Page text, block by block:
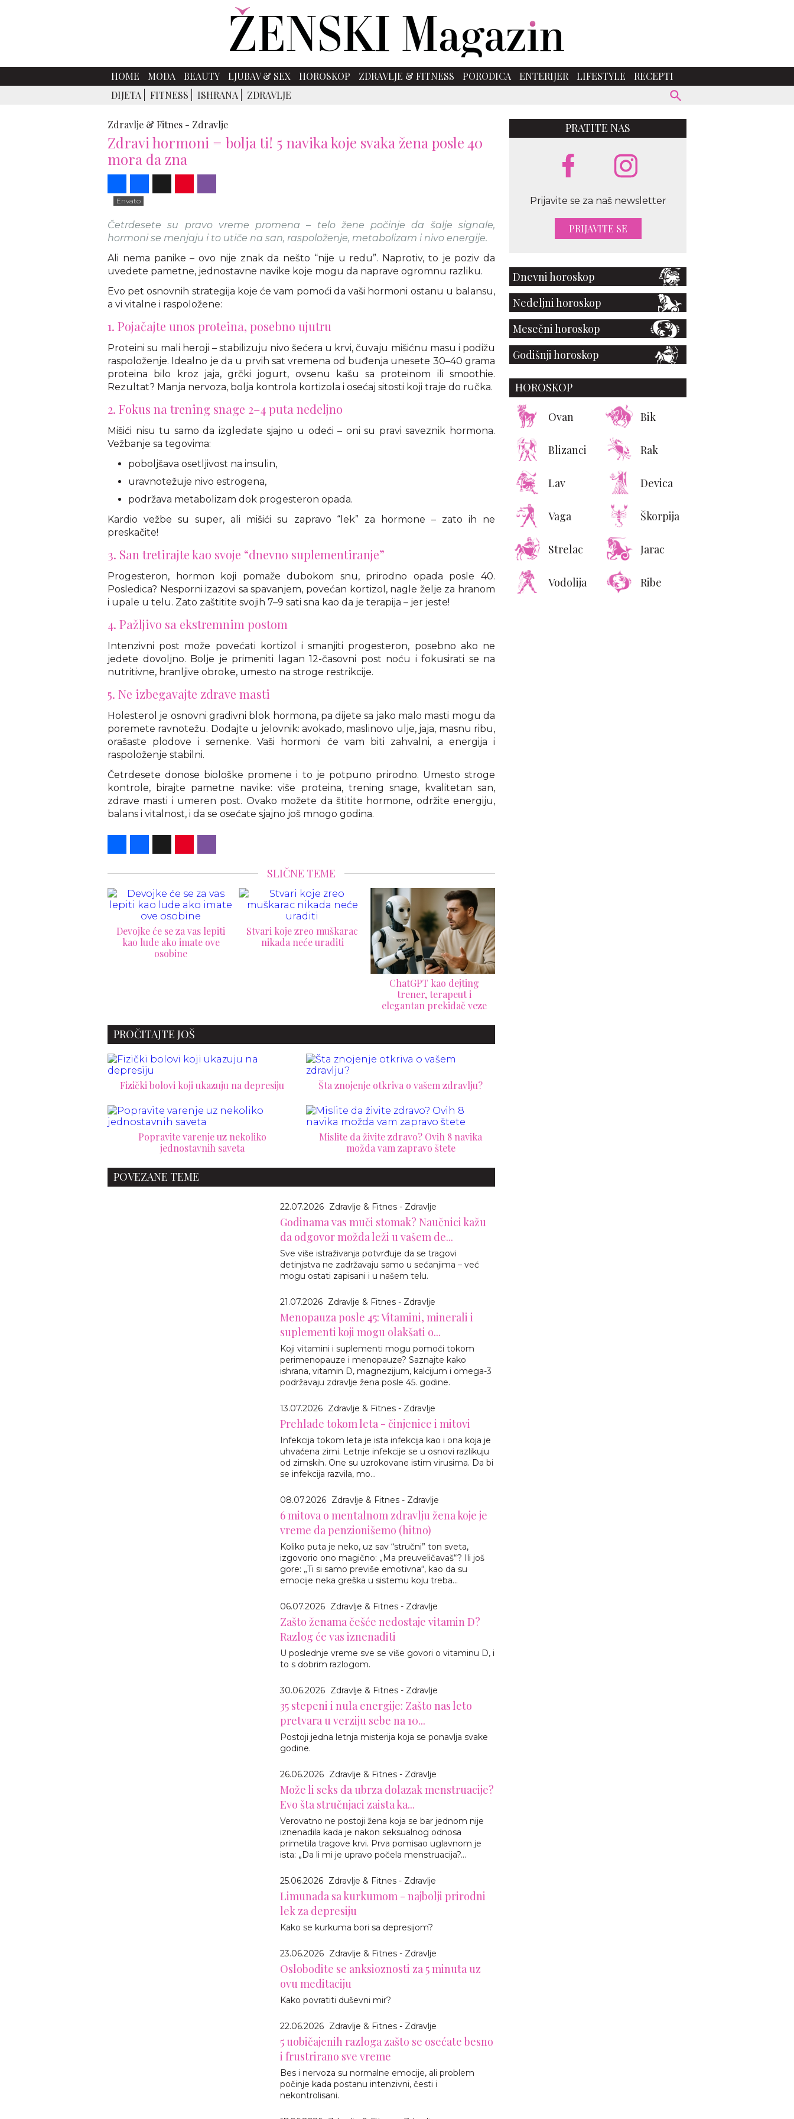
HOME MODA BEAUTY LJUBAV & SEX HOROSKOP ZDRAVLJE & FITNESS PORODICA ENTERIJER LIFESTYLE
RECEPTI
DIJETA
FITNESS ISHRANA ZDRAVLJE
Zdravlje & Fitnes - Zdravlje
Zdravi hormoni = bolja ti! 5 navika koje svaka žena posle 40
mora da zna
Envato
Četrdesete su pravo vreme promena – telo žene počinje da šalje signale,
hormoni se menjaju i to utiče na san, raspoloženje, metabolizam i nivo energije.
Ali nema panike – ovo nije znak da nešto “nije u redu”. Naprotiv, to je poziv da
uvedete pametne, jednostavne navike koje mogu da naprave ogromnu razliku.
Evo pet osnovnih strategija koje će vam pomoći da vaši hormoni ostanu u balansu,
a vi vitalne i raspoložene:
1. Pojačajte unos proteina, posebno ujutru
Proteini su mali heroji – stabilizuju nivo šećera u krvi, čuvaju mišićnu masu i podižu
raspoloženje. Idealno je da u prvih sat vremena od buđenja unesete 30–40 grama
proteina bilo kroz jaja, grčki jogurt, ovsenu kašu sa proteinom ili smoothie.
Rezultat? Manja nervoza, bolja kontrola kortizola i osećaj sitosti koji traje do ručka.
2. Fokus na trening snage 2–4 puta nedeljno
Mišići nisu tu samo da izgledate sjajno u odeći – oni su pravi saveznik hormona.
Vežbanje sa tegovima:
poboljšava osetljivost na insulin,
uravnotežuje nivo estrogena,
podržava metabolizam dok progesteron opada.
Kardio vežbe su super, ali mišići su zapravo “lek” za hormone – zato ih ne
preskačite!
3. San tretirajte kao svoje “dnevno suplementiranje”
Progesteron, hormon koji pomaže dubokom snu, prirodno opada posle 40.
Posledica? Nesporni izazovi sa spavanjem, povećan kortizol, nagle želje za hranom
i upale u telu. Zato zaštitite svojih 7–9 sati sna kao da je terapija – jer jeste!
4. Pažljivo sa ekstremnim postom
Intenzivni post može povećati kortizol i smanjiti progesteron, posebno ako ne
jedete dovoljno. Bolje je primeniti lagan 12-časovni post noću i fokusirati se na
nutritivne, hranljive obroke, umesto na stroge restrikcije.
5. Ne izbegavajte zdrave masti
Holesterol je osnovni gradivni blok hormona, pa dijete sa jako malo masti mogu da
poremete ravnotežu. Dodajte u jelovnik: avokado, maslinovo ulje, jaja, masnu ribu,
orašaste plodove i semenke. Vaši hormoni će vam biti zahvalni, a energija i
raspoloženje stabilni.
Četrdesete donose biološke promene i to je potpuno prirodno. Umesto stroge
kontrole, birajte pametne navike: više proteina, trening snage, kvalitetan san,
zdrave masti i umeren post. Ovako možete da štitite hormone, održite energiju,
balans i vitalnost, i da se osećate sjajno još mnogo godina.
SLIČNE TEME
Stvari koje zreo muškarac
nikada neće uraditi
Zašto su prvi sastanci
gotovo uvek neprijatni?
Evo zbog čega nastaje
tišina i kako da je
prevaziđete
PROČITAJTE JOŠ
Fizički bolovi koji ukazuju na depresiju Šta znojenje otkriva o vašem zdravlju?
Popravite varenje uz nekoliko
jednostavnih saveta
Mislite da živite zdravo? Ovih 8 navika
možda vam zapravo štete
POVEZANE TEME
22.07.2026 Zdravlje & Fitnes - Zdravlje
Godinama vas muči stomak? Naučnici kažu
da odgovor možda leži u vašem de...
Sve više istraživanja potvrđuje da se tragovi
detinjstva ne zadržavaju samo u sećanjima – već
mogu ostati zapisani i u našem telu.
21.07.2026 Zdravlje & Fitnes - Zdravlje
Menopauza posle 45: Vitamini, minerali i
suplementi koji mogu olakšati o...
Koji vitamini i suplementi mogu pomoći tokom
perimenopauze i menopauze? Saznajte kako
ishrana, vitamin D, magnezijum, kalcijum i omega-3
podržavaju zdravlje žena posle 45. godine.
13.07.2026 Zdravlje & Fitnes - Zdravlje
Prehlade tokom leta - činjenice i mitovi
Infekcija tokom leta je ista infekcija kao i ona koja je
uhvaćena zimi. Letnje infekcije se u osnovi razlikuju
od zimskih. One su uzrokovane istim virusima. Da bi
se infekcija razvila, mo...
08.07.2026 Zdravlje & Fitnes - Zdravlje
6 mitova o mentalnom zdravlju žena koje je
vreme da penzionišemo (hitno)
Koliko puta je neko, uz sav “stručni” ton sveta,
izgovorio ono magično: „Ma preuveličavaš“? Ili još
gore: „Ti si samo previše emotivna“, kao da su
emocije neka greška u sistemu koju treba...
06.07.2026 Zdravlje & Fitnes - Zdravlje
Zašto ženama češće nedostaje vitamin D?
Razlog će vas iznenaditi
U poslednje vreme sve se više govori o vitaminu D, i
to s dobrim razlogom.
30.06.2026 Zdravlje & Fitnes - Zdravlje
35 stepeni i nula energije: Zašto nas leto
pretvara u verziju sebe na 10...
Postoji jedna letnja misterija koja se ponavlja svake
godine.
26.06.2026 Zdravlje & Fitnes - Zdravlje
Može li seks da ubrza dolazak menstruacije?
Evo šta stručnjaci zaista ka...
Verovatno ne postoji žena koja se bar jednom nije
iznenadila kada je nakon seksualnog odnosa
primetila tragove krvi. Prva pomisao uglavnom je
ista: „Da li mi je upravo počela menstruacija?...
25.06.2026 Zdravlje & Fitnes - Zdravlje
Limunada sa kurkumom - najbolji prirodni
lek za depresiju
Kako se kurkuma bori sa depresijom?
23.06.2026 Zdravlje & Fitnes - Zdravlje
Oslobodite se anksioznosti za 5 minuta uz
ovu meditaciju
Kako povratiti duševni mir?
22.06.2026 Zdravlje & Fitnes - Zdravlje
5 uobičajenih razloga zašto se osećate besno
i frustrirano sve vreme
Bes i nervoza su normalne emocije, ali problem
počinje kada postanu intenzivni, česti i
nekontrolisani.
PRATITE NAS
Prijavite se za naš newsletter
PRIJAVITE SE
Dnevni horoskop
Nedeljni horoskop
Mesečni horoskop
Godišnji horoskop
HOROSKOP
Ovan Bik
Blizanci Rak
Lav Devica
Vaga Škorpija
Strelac Jarac
Vodolija Ribe